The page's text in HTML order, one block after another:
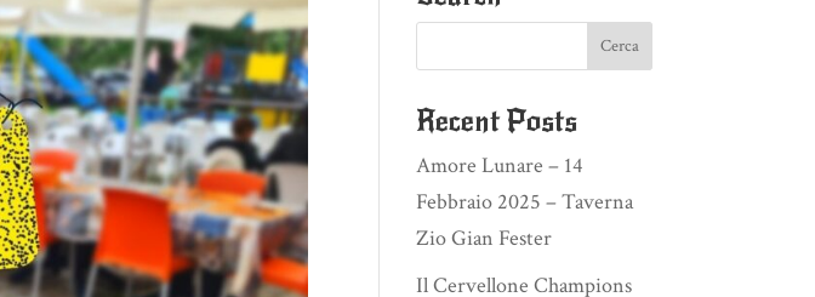
Recent Posts
Amore Lunare – 14
Febbraio 2025 – Taverna
Zio Gian Fester
Il Cervellone Champions